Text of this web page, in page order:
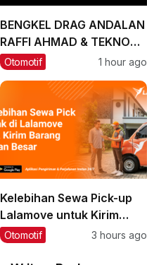
BENGKEL DRAG ANDALAN
RAFFI AHMAD & TEKNO
TUNER, BIARPUN DALAM
MILIARAN‼️
Otomotif 1 hour ago
Kelebihan Sewa Pick-up
Lalamove untuk Kirim
Barang Muatan Besar
Otomotif 3 hours ago